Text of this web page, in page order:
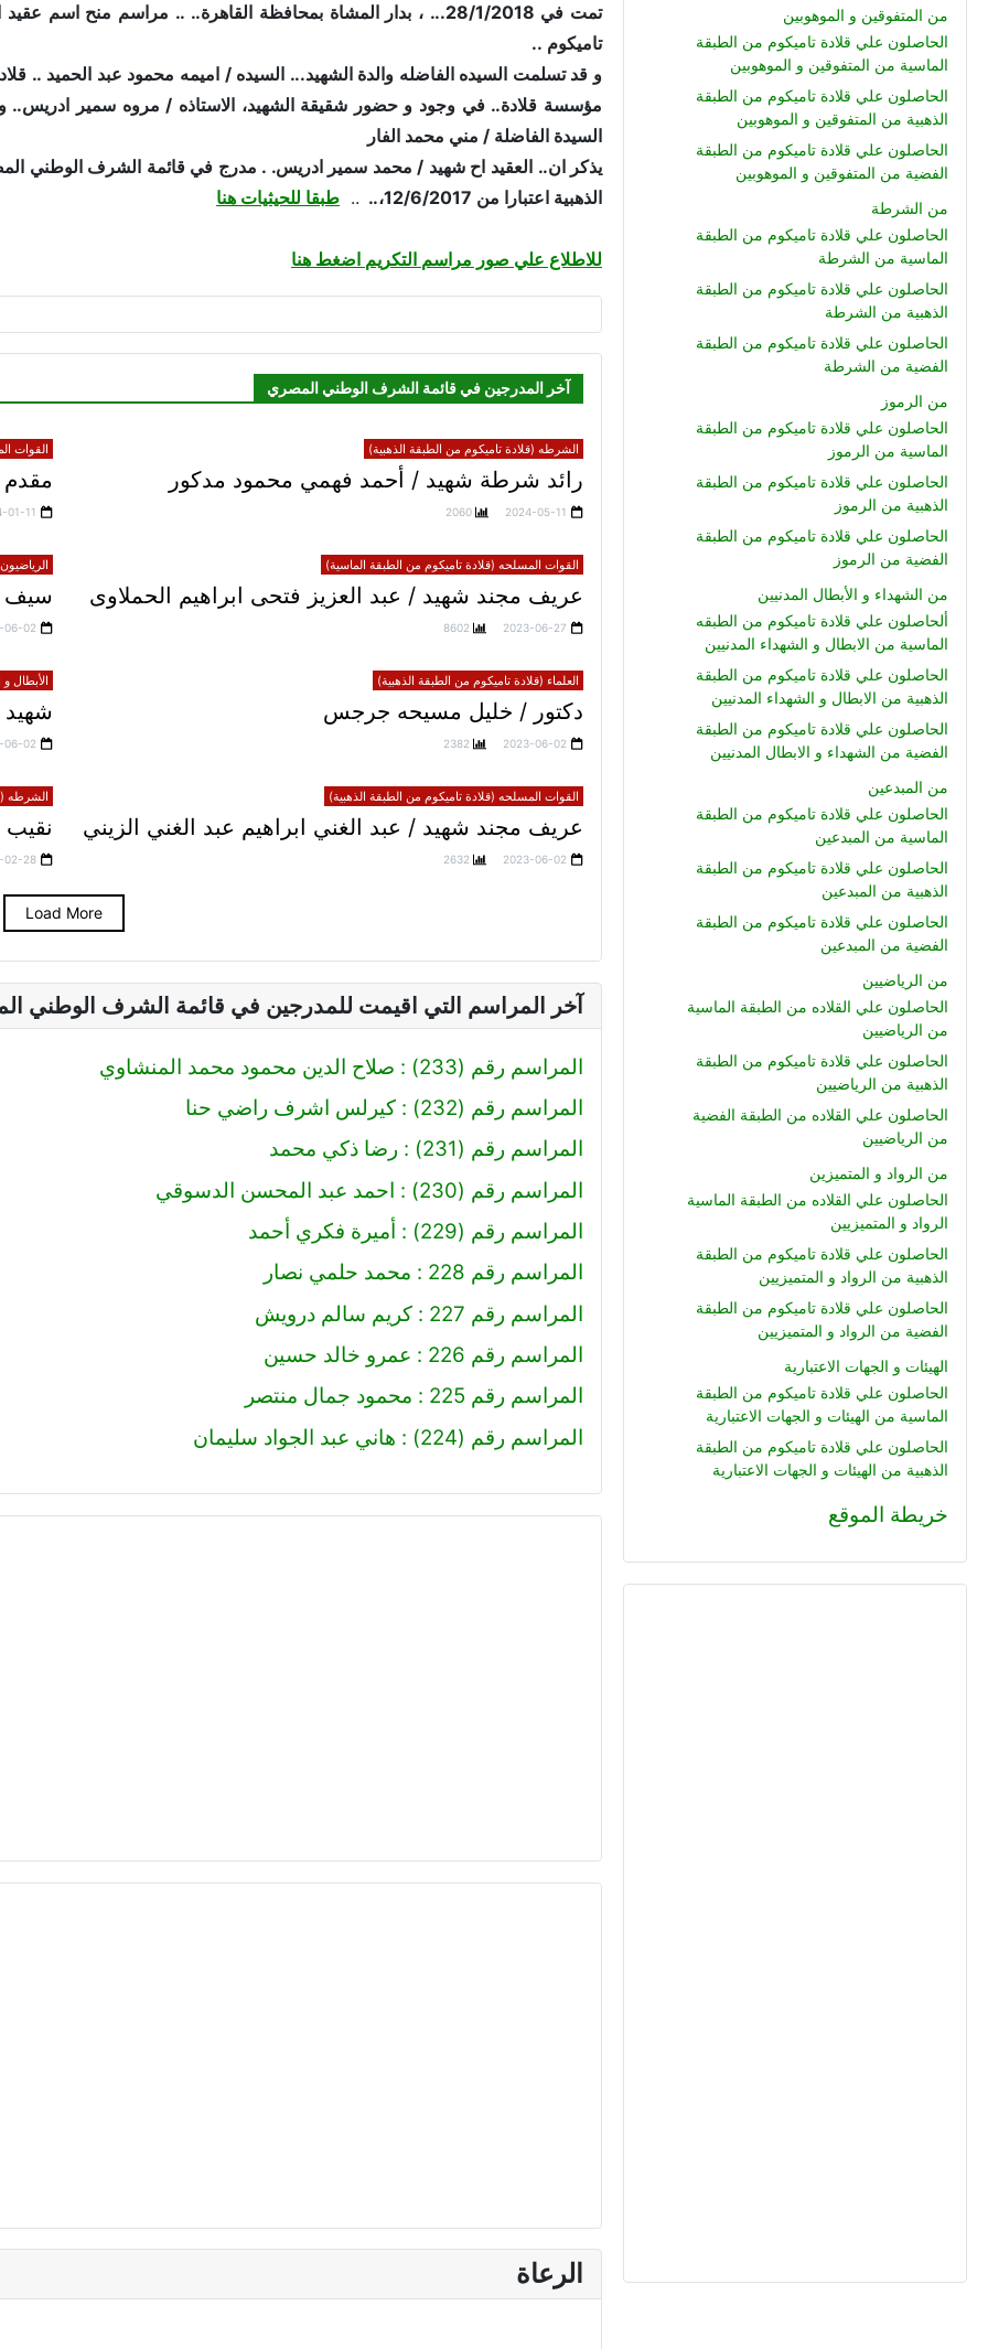
من المتفوقين و الموهوبين
الحاصلون علي قلادة تاميكوم من الطبقة
الماسية من المتفوقين و الموهوبين
الحاصلون علي قلادة تاميكوم من الطبقة
الذهبية من المتفوقين و الموهوبين
الحاصلون علي قلادة تاميكوم من الطبقة
الفضية من المتفوقين و الموهوبين
من الشرطة
الحاصلون علي قلادة تاميكوم من الطبقة
الماسية من الشرطة
الحاصلون علي قلادة تاميكوم من الطبقة
الذهبية من الشرطة
الحاصلون علي قلادة تاميكوم من الطبقة
الفضية من الشرطة
من الرموز
الحاصلون علي قلادة تاميكوم من الطبقة
الماسية من الرموز
الحاصلون علي قلادة تاميكوم من الطبقة
الذهبية من الرموز
الحاصلون علي قلادة تاميكوم من الطبقة
الفضية من الرموز
من الشهداء و الأبطال المدنيين
ألحاصلون علي قلادة تاميكوم من الطبقه
الماسية من الابطال و الشهداء المدنيين
الحاصلون علي قلادة تاميكوم من الطبقة
الذهبية من الابطال و الشهداء المدنيين
الحاصلون علي قلادة تاميكوم من الطبقة
الفضية من الشهداء و الابطال المدنيين
من المبدعين
الحاصلون علي قلادة تاميكوم من الطبقة
الماسية من المبدعين
الحاصلون علي قلادة تاميكوم من الطبقة
الذهبية من المبدعين
الحاصلون علي قلادة تاميكوم من الطبقة
الفضية من المبدعين
من الرياضيين
الحاصلون علي القلاده من الطبقة الماسية
من الرياضيين
الحاصلون علي قلادة تاميكوم من الطبقة
الذهبية من الرياضيين
الحاصلون علي القلاده من الطبقة الفضية
من الرياضيين
من الرواد و المتميزين
الحاصلون علي القلاده من الطبقة الماسية
الرواد و المتميزيين
الحاصلون علي قلادة تاميكوم من الطبقة
الذهبية من الرواد و المتميزيين
الحاصلون علي قلادة تاميكوم من الطبقة
الفضية من الرواد و المتميزيين
الهيئات و الجهات الاعتبارية
الحاصلون علي قلادة تاميكوم من الطبقة
الماسية من الهيئات و الجهات الاعتبارية
الحاصلون علي قلادة تاميكوم من الطبقة
الذهبية من الهيئات و الجهات الاعتبارية
خريطة الموقع
تمت في 28/1/2018... ، بدار المشاة بمحافظة القاهرة.. .. مراسم
تاميكوم ..
و قد تسلمت السيده الفاضله والدة الشهيد... السيده / اميمه محمود عبد الحميد ..
مؤسسة قلادة.. في وجود و حضور شقيقة الشهيد، الاستاذه / مروه سمير
السيدة الفاضلة / مني محمد الفار
يذكر ان.. العقيد اح شهيد / محمد سمير ادريس. . مدرج في قائمة الشرف الوطني
الذهبية اعتبارا من 12/6/2017،..
.. طبقا للحيثيات هنا
للاطلاع علي صور مراسم التكريم اضغط هنا
آخر المدرجين في قائمة الشرف الوطني المصري
الشرطه (قلادة تاميكوم من الطبقة الذهبية)
رائد شرطة شهيد / أحمد فهمي محمود مدكور
2024-05-11
2060
القوات
01-11
القوات المسلحه (قلادة تاميكوم من الطبقة الماسية)
عريف مجند شهيد / عبد العزيز فتحى ابراهيم الحملاوى
2023-06-27
8602
سيف
06-02
العلماء (قلادة تاميكوم من الطبقة الذهبية)
دكتور / خليل مسيحه جرجس
2023-06-02
2382
الأبطال
06-02
القوات المسلحه (قلادة تاميكوم من الطبقة الذهبية)
عريف مجند شهيد / عبد الغني ابراهيم عبد الغني الزيني
2023-06-02
2632
الشرطه
02-28
Load More
آخر المراسم التي اقيمت للمدرجين في قائمة الشرف الوطني
المراسم رقم (233) : صلاح الدين محمود محمد المنشاوي
المراسم رقم (232) : كيرلس اشرف راضي حنا
المراسم رقم (231) : رضا ذكي محمد
المراسم رقم (230) : احمد عبد المحسن الدسوقي
المراسم رقم (229) : أميرة فكري أحمد
المراسم رقم 228 : محمد حلمي نصار
المراسم رقم 227 : كريم سالم درويش
المراسم رقم 226 : عمرو خالد حسين
المراسم رقم 225 : محمود جمال منتصر
المراسم رقم (224) : هاني عبد الجواد سليمان
الرعاة